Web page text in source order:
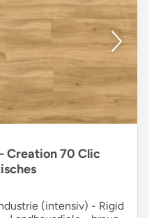
Creation 70 Clic
(intensiv) - Rigid